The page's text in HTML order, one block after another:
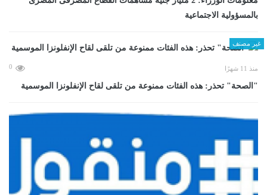
بالمسؤولية الاجتماعية
غير مصنف
منذ 11 شهرًا 0
"الصحة" تحذر: هذه الفئات ممنوعة من تلقى لقاح الإنفلونزا الموسمية